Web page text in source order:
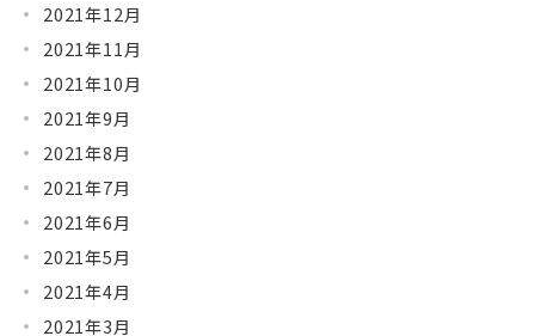
2021年12月
2021年11月
2021年10月
2021年9月
2021年8月
2021年7月
2021年6月
2021年5月
2021年4月
2021年3月